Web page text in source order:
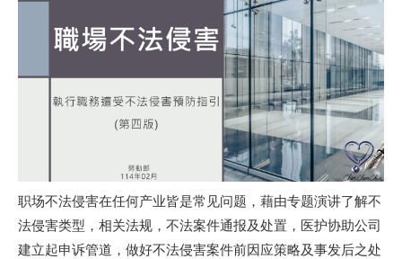
职场不法侵害在任何产业皆是常见问题，藉由专题演讲了解不
法侵害类型，相关法规，不法案件通报及处置，医护协助公司
建立起申诉管道，做好不法侵害案件前因应策略及事发后之处